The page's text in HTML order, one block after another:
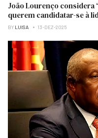
João Lourenço considera
querem candidatar-se à
BY LUISA 13-DEZ-2025